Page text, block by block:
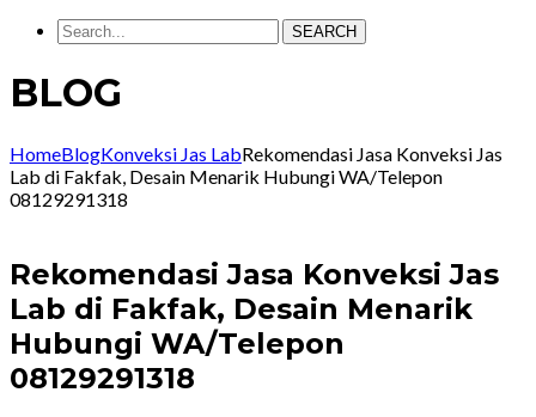
SEARCH
BLOG
HomeBlogKonveksi Jas LabRekomendasi Jasa Konveksi Jas
Lab di Fakfak, Desain Menarik Hubungi WA/Telepon
08129291318
Rekomendasi Jasa Konveksi Jas
Lab di Fakfak, Desain Menarik
Hubungi WA/Telepon
08129291318